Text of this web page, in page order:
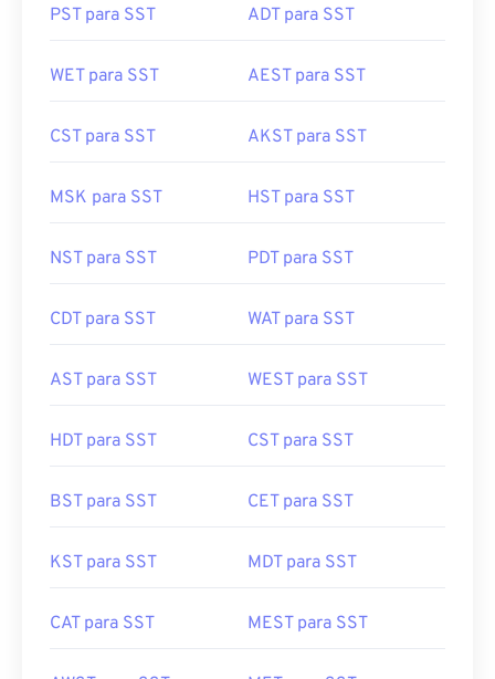
PST para SST ADT para SST
WET para SST AEST para SST
CST para SST AKST para SST
MSK para SST HST para SST
NST para SST PDT para SST
CDT para SST WAT para SST
AST para SST WEST para SST
HDT para SST CST para SST
BST para SST CET para SST
KST para SST MDT para SST
CAT para SST MEST para SST